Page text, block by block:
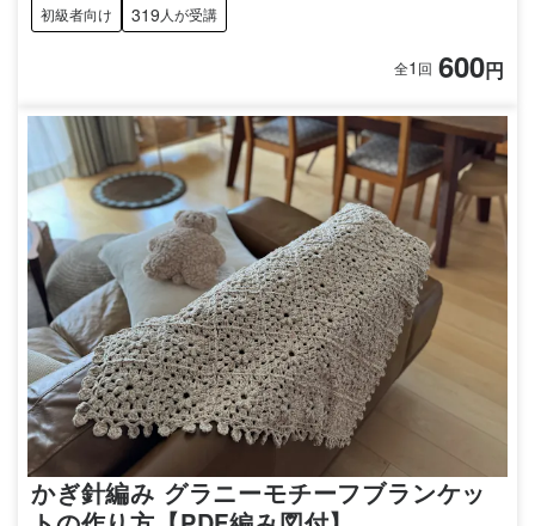
初級者向け 319 人が受講
全1 回 600円
かぎ針編み グラニーモチーフブランケッ